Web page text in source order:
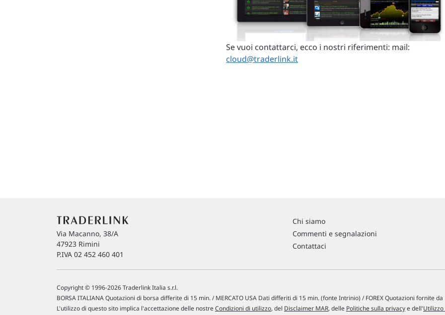
Se vuoi contattarci, ecco i nostri riferimenti: mail:
cloud@traderlink.it
Via Macanno, 38/A
47923 Rimini
P.IVA 02 452 460 401
Chi siamo
Commenti e segnalazioni
Contattaci
Copyright © 1996-2026 Traderlink Italia s.r.l.
BORSA ITALIANA Quotazioni di borsa differite di 15 min. / MERCATO USA Dati differiti di 15 min. (fonte Intrinio) / FOREX Quotazioni fornite da
L'utilizzo di questo sito implica l'accettazione delle nostreCondizioni di utilizzo, del Disclaimer MAR, delle Politiche sulla privacye dell'